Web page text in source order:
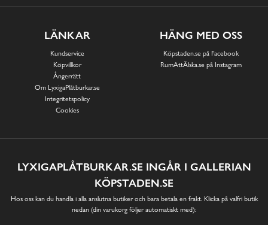
LÄNKAR
Kundservice
Köpvillkor
Ångerrätt
Om LyxigaPlåtburkar.se
Integritetspolicy
Cookies
HÄNG MED OSS
Köpstaden.se på Facebook
RumAttÄlska.se på Instagram
LYXIGAPLÅTBURKAR.SE INGÅR I GALLERIAN
KÖPSTADEN.SE
Hos oss kan du handla i alla anslutna butiker och bara betala en frakt. Klicka på valfri butik
nedan (din varukorg följer automatiskt med):